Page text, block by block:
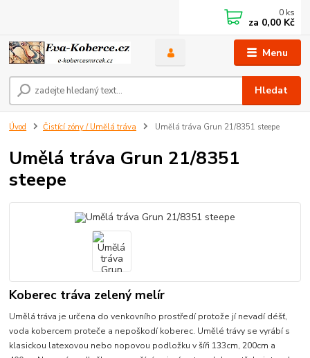
Menu
Hledat
0 ks
za 0,00 Kč
Úvod Čistící zóny / Umělá tráva Umělá tráva Grun 21/8351 steepe
Umělá tráva Grun 21/8351
steepe
Koberec tráva zelený melír
Umělá tráva je určena do venkovního prostředí protože jí nevadí déšť,
voda kobercem proteče a nepoškodí koberec. Umělé trávy se vyrábí s
klasickou latexovou nebo nopovou podložku v šíři 133cm, 200cm a